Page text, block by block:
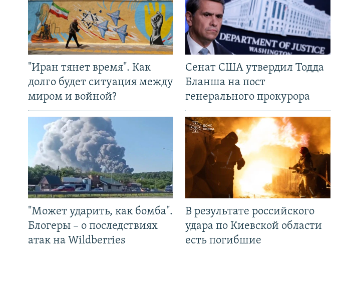
"Иран тянет время". Как
долго будет ситуация между
миром и войной?
"Может ударить, как бомба".
Блогеры – о последствиях
атак на Wildberries
Сенат США утвердил Тодда
Бланша на пост
генерального прокурора
В результате российского
удара по Киевской области
есть погибшие